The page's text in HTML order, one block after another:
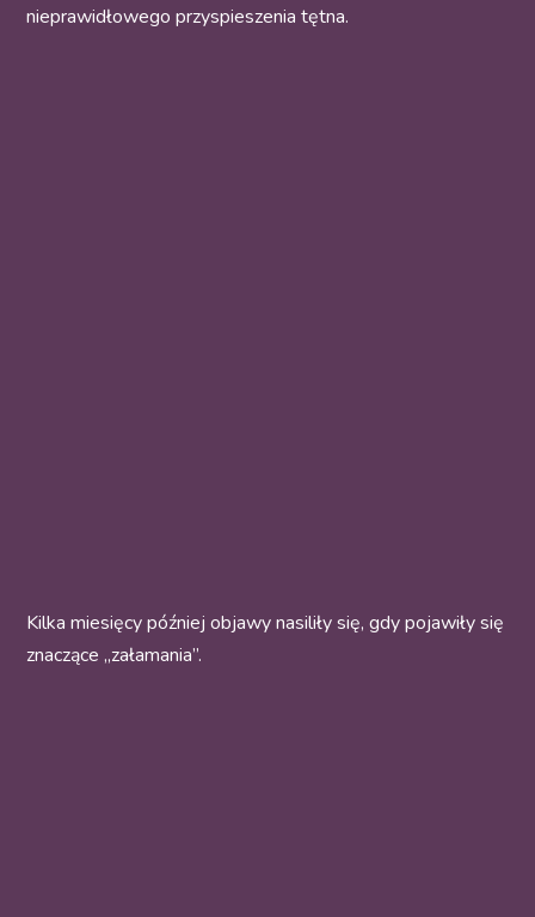
nieprawidłowego przyspieszenia tętna.
Kilka miesięcy później objawy nasiliły się, gdy pojawiły się
znaczące „załamania”.